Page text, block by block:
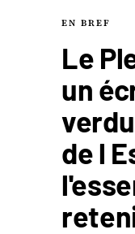
EN BREF
Le
un
de l